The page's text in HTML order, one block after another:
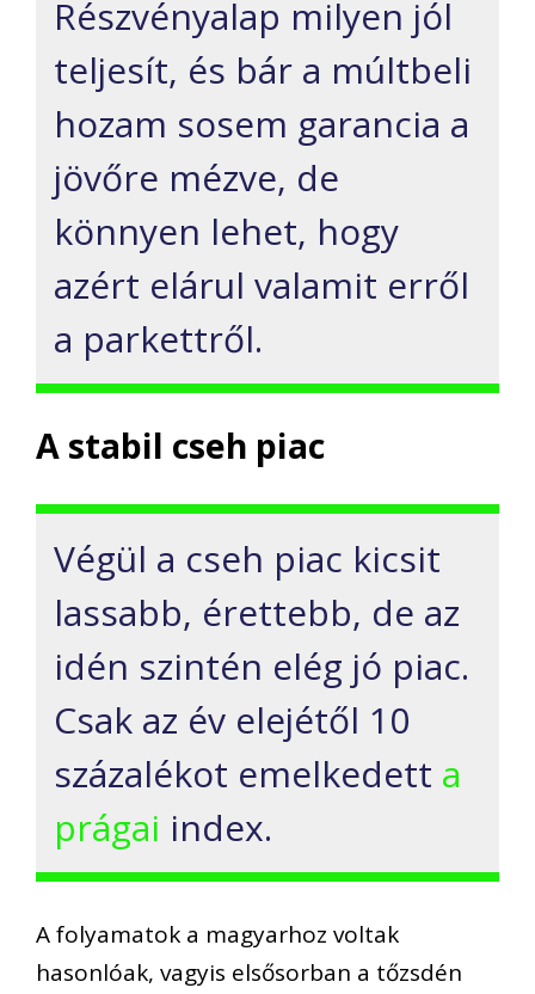
Részvényalap milyen jól
teljesít, és bár a múltbeli
hozam sosem garancia a
jövőre mézve, de
könnyen lehet, hogy
azért elárul valamit erről
a parkettről.
A stabil cseh piac
Végül a cseh piac kicsit
lassabb, érettebb, de az
idén szintén elég jó piac.
Csak az év elejétől 10
százalékot emelkedett a
prágai index.
A folyamatok a magyarhoz voltak
hasonlóak, vagyis elsősorban a tőzsdén